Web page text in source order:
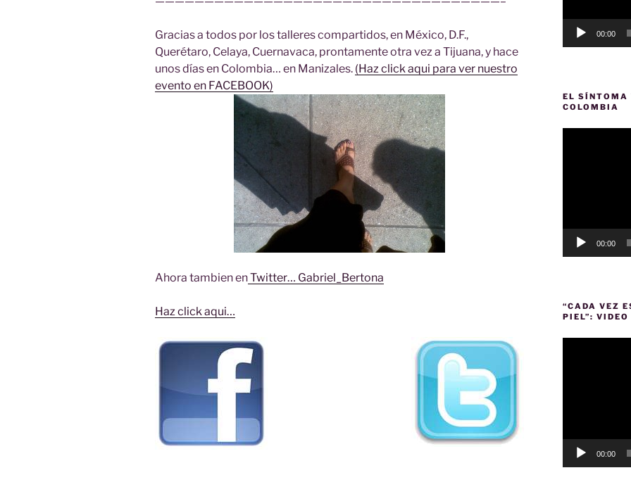
Gracias a todos por los talleres compartidos, en México, D.F.,
Querétaro, Celaya, Cuernavaca, prontamente otra vez a Tijuana, y hace
unos días en Colombia… en Manizales. (Haz click aqui para ver nuestro
evento en FACEBOOK)
Ahora tambien enTwitter… Gabriel_Bertona
Haz click aqui…
00:00
EL SÍNTOMA
COLOMBIA
00:00
“CADA VEZ
PIEL”: VIDEO
00:00